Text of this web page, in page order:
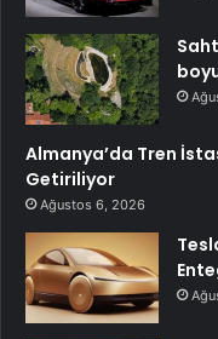
Almanya’da Tren
Getiriliyor
Ağustos 6, 2026